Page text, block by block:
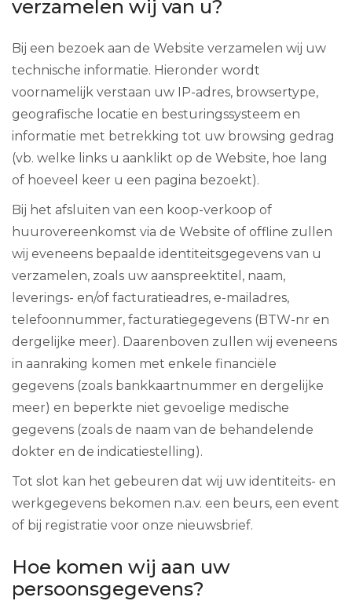
verzamelen wij van u?
Bij een bezoek aan de Website verzamelen wij uw
technische informatie. Hieronder wordt
voornamelijk verstaan uw IP-adres, browsertype,
geografische locatie en besturingssysteem en
informatie met betrekking tot uw browsing gedrag
(vb. welke links u aanklikt op de Website, hoe lang
of hoeveel keer u een pagina bezoekt).
Bij het afsluiten van een koop-verkoop of
huurovereenkomst via de Website of offline zullen
wij eveneens bepaalde identiteitsgegevens van u
verzamelen, zoals uw aanspreektitel, naam,
leverings- en/of facturatieadres, e-mailadres,
telefoonnummer, facturatiegegevens (BTW-nr en
dergelijke meer). Daarenboven zullen wij eveneens
in aanraking komen met enkele financiële
gegevens (zoals bankkaartnummer en dergelijke
meer) en beperkte niet gevoelige medische
gegevens (zoals de naam van de behandelende
dokter en de indicatiestelling).
Tot slot kan het gebeuren dat wij uw identiteits- en
werkgegevens bekomen n.a.v. een beurs, een event
of bij registratie voor onze nieuwsbrief.
Hoe komen wij aan uw
persoonsgegevens?